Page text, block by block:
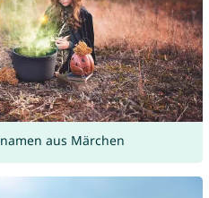
aus Märchen